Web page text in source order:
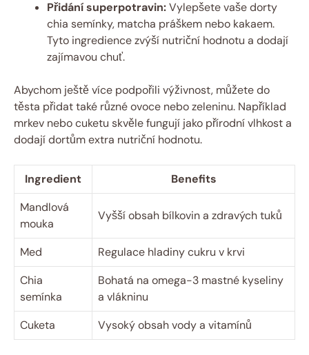
Přidání superpotravin:Vylepšete vaše dorty
chia semínky, matcha práškem nebo kakaem.
Tyto ingredience zvýší nutriční hodnotu a dodají
zajímavou chuť.
Abychom ještě více podpořili výživnost, můžete do
těsta přidat také různé ovoce nebo zeleninu. Například
mrkev nebo cuketu skvěle fungují jako přírodní vlhkost a
dodají dortům extra nutriční hodnotu.
Ingredient
Benefits
Mandlová
mouka
Vyšší obsah bílkovin a zdravých tuků
Med
Regulace hladiny cukru v krvi
Chia
semínka
Bohatá na omega-3 mastné kyseliny
a vlákninu
Cuketa
Vysoký obsah vody a vitamínů